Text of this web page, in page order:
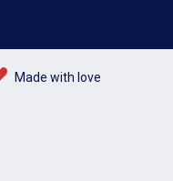
Made with love